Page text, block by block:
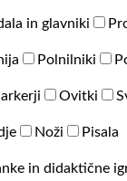
in glavniki
Polnilniki
Ovitki
Noži
Pisala
in didaktične